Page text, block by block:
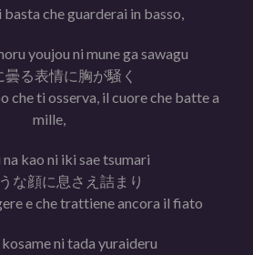
che guarderai in basso,
youjou ni mune ga sawagu
曇る表情に胸が騒く
che ti osserva, il cuore che batte a
mille,
kao ni iki sae tsumari
な顔に息さえ詰まり
e che trattiene ancora il fiato
ni tada yuraideru